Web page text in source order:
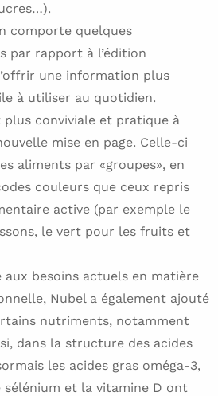
comporte quelques
par rapport à l’édition
une information plus
à utiliser au quotidien.
plus conviviale et pratique à
mise en page. Celle-ci
aliments par «groupes», en
couleurs que ceux repris
active (par exemple le
le vert pour les fruits et
besoins actuels en matière
Nubel a également ajouté
nutriments, notamment
dans la structure des acides
les acides gras oméga-3,
et la vitamine D ont